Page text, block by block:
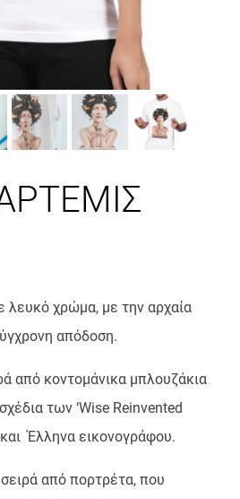
λευκό χρώμα, με την αρχαία
απόδοση.
από κοντομάνικα μπλουζάκια
των ‘Wise Reinvented
Έλληνα εικονογράφου.
από πορτρέτα, που